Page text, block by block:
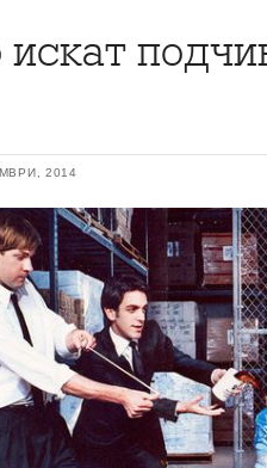
искат
2014